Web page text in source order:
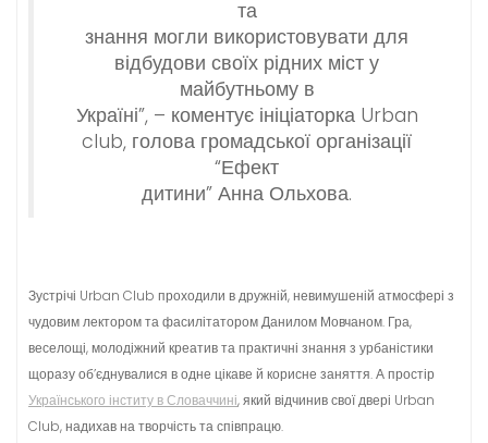
та
знання могли використовувати для
відбудови своїх рідних міст у
майбутньому в
Україні”, – коментує ініціаторка Urban
club, голова громадської організації
“Ефект
дитини” Анна Ольхова.
Зустрічі Urban Club проходили в дружній, невимушеній атмосфері з
чудовим лектором та фасилітатором Данилом Мовчаном. Гра,
веселощі, молодіжний креатив та практичні знання з урбаністики
щоразу об’єднувалися в одне цікаве й корисне заняття. А простір
Українського інститу в Словаччині, який відчинив свої двері Urban
Club, надихав на творчість та співпрацю.